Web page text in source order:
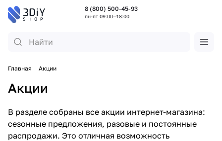
8 (800) 500-45-93
пн-пт 09:00—18:00
Главная Акции
Акции
В разделе собраны все акции интернет-магазина:
сезонные предложения, разовые и постоянные
распродажи. Это отличная возможность